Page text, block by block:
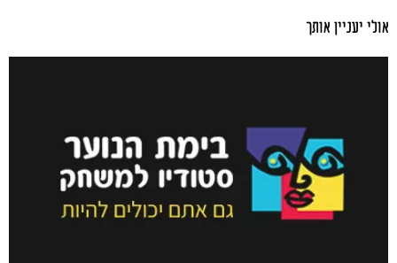
אולי יעניין אותך